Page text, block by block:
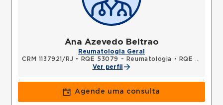
Ana Azevedo Beltrao
Reumatologia Geral
CRM 1137921/RJ • RQE 53079 - Reumatologia •
RQE 53080 - Clínica médica
Ver perfil
Agende uma consulta